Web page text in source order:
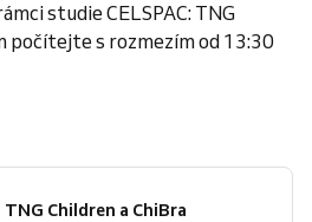
studie CELSPAC: TNG
počítejte s rozmezím od 13:30
TNG Children a ChiBra